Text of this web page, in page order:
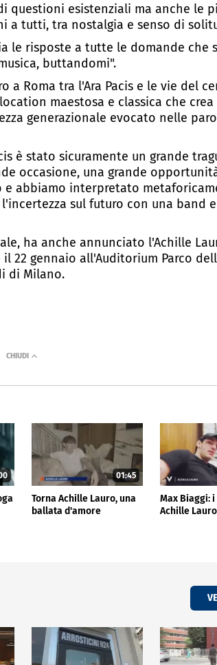
questioni esistenziali ma anche le
a tutti, tra nostalgia e senso di
le risposte a tutte le domande che
buttandomi".
a Roma tra l'Ara Pacis e le vie del
maestosa e classica che crea
generazionale evocato nelle
è stato sicuramente un grande
occasione, una grande
abbiamo interpretato
sul futuro con una band
ha anche annunciato l'Achille
22 gennaio all'Auditorium Parco
di Milano.
01:45
Torna Achille Lauro, una
ballata d'amore
Max Biaggi:
Achille Lauro